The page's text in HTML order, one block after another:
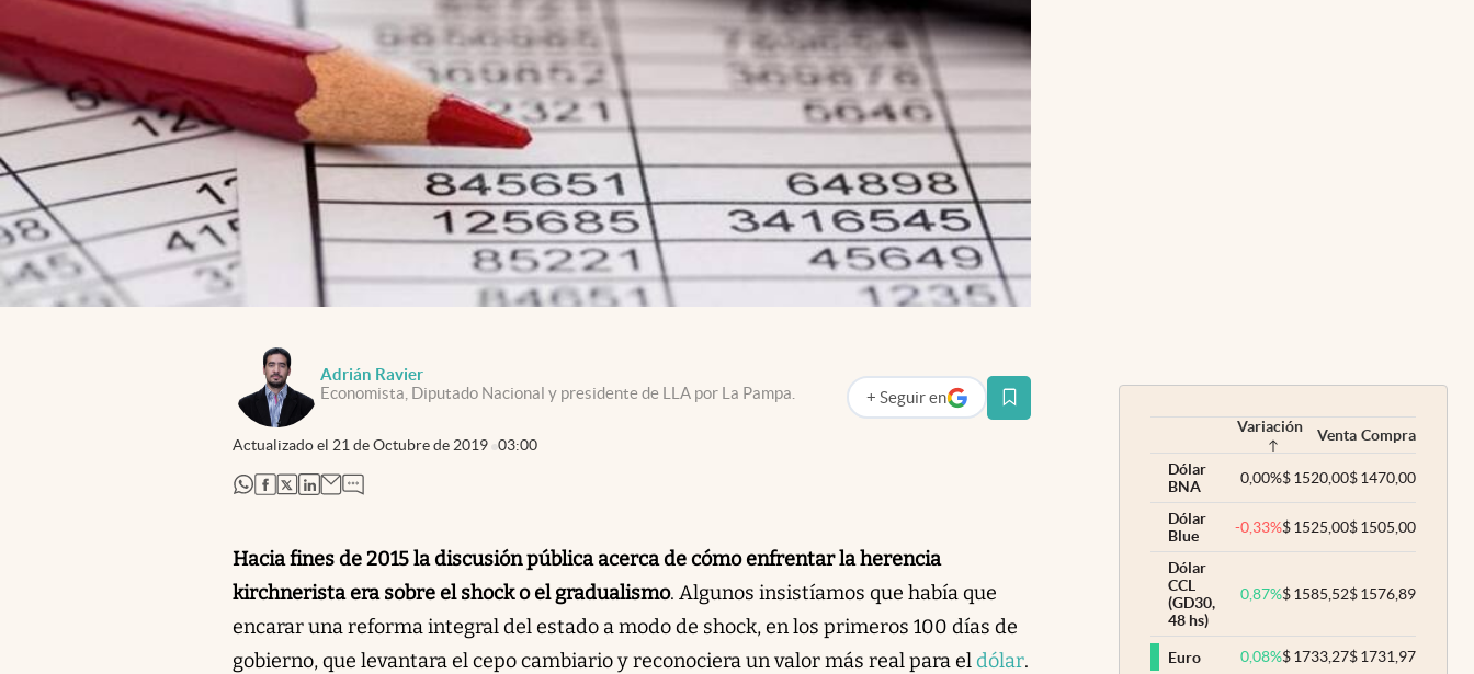
Adrián Ravier
Economista, Diputado Nacional y presidente de LLA por La Pampa.
Actualizado el 21 de Octubre de 2019 03:00
+ Seguir en
abre en nueva pestaña
abre en nueva pestaña
abre en nueva pestaña
abre en nueva pestaña
abre en nueva pestaña
Hacia fines de 2015 la discusión pública acerca de cómo enfrentar la herencia
kirchnerista era sobre el shock o el gradualismo. Algunos insistíamos que había que
encarar una reforma integral del estado a modo de shock, en los primeros 100 días de
gobierno, que levantara el cepo cambiario y reconociera un valor más real para eldólar.
Variación Venta Compra
Dólar
BNA
0,00%$1520,00$1470,00
Dólar
Blue
-0,33%$1525,00$1505,00
Dólar
CCL
(GD30,
48 hs)
0,87%$1585,52$1576,89
Euro 0,08%$1733,27$1731,97